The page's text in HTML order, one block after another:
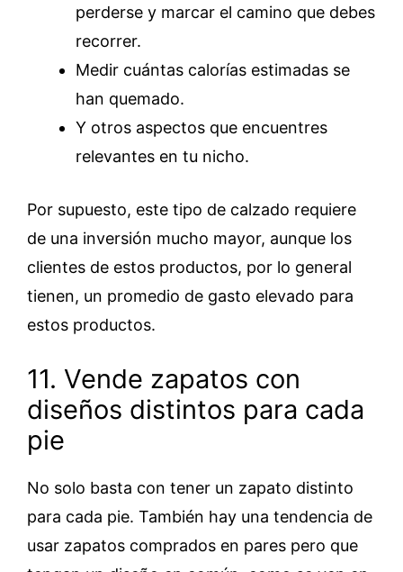
perderse y marcar el camino que debes
recorrer.
Medir cuántas calorías estimadas se
han quemado.
Y otros aspectos que encuentres
relevantes en tu nicho.
Por supuesto, este tipo de calzado requiere
de una inversión mucho mayor, aunque los
clientes de estos productos, por lo general
tienen, un promedio de gasto elevado para
estos productos.
11. Vende zapatos con
diseños distintos para cada
pie
No solo basta con tener un zapato distinto
para cada pie. También hay una tendencia de
usar zapatos comprados en pares pero que